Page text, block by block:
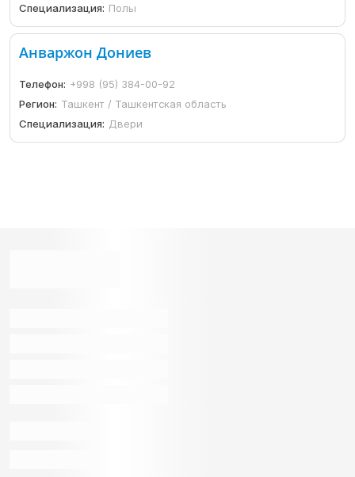
Специализация: Полы
Анваржон Дониев
Телефон: +998 (95) 384-00-92
Регион: Ташкент / Ташкентская область
Специализация: Двери